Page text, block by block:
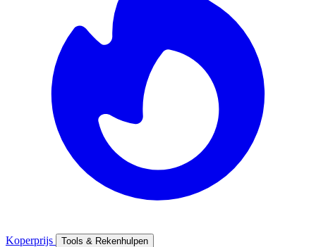
Koperprijs Tools & Rekenhulpen